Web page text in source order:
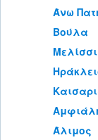
Άνω
Βούλα
Άλιμος